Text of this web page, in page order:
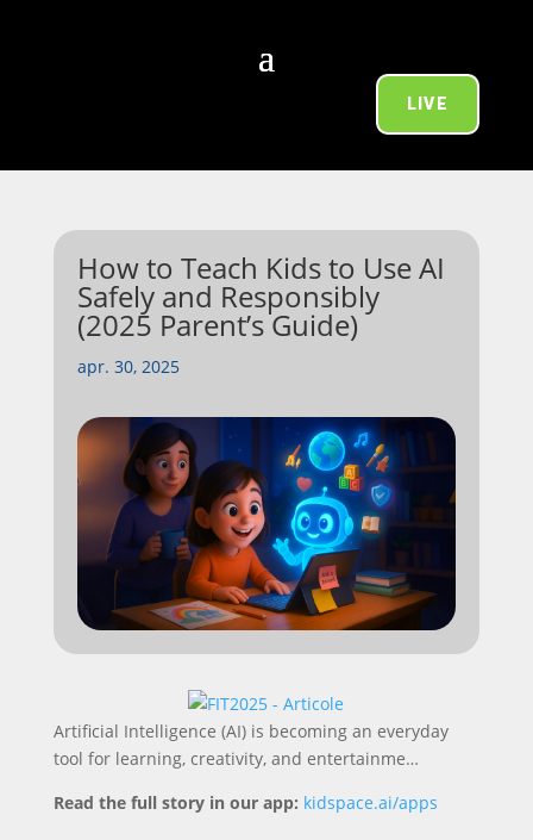
LIVE
How to Teach Kids to Use AI
Safely and Responsibly
(2025 Parent’s Guide)
apr. 30, 2025
Artificial Intelligence (AI) is becoming an everyday
tool for learning, creativity, and entertainme…
Read the full story in our app: kidspace.ai/apps